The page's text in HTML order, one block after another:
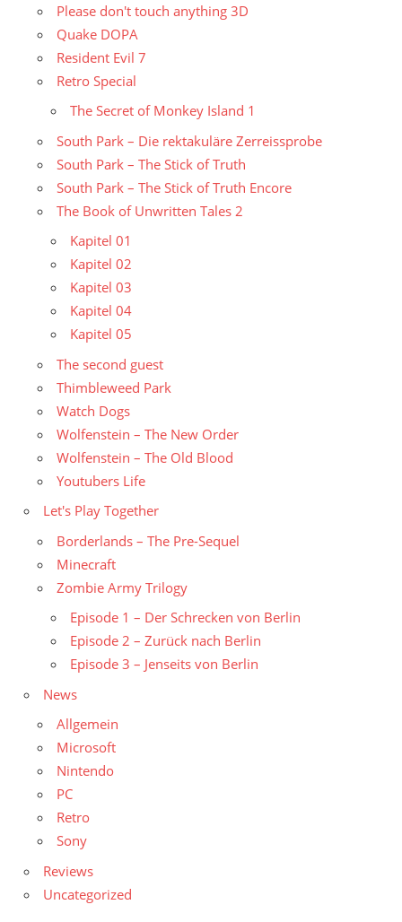
Please don't touch anything 3D
Quake DOPA
Resident Evil 7
Retro Special
The Secret of Monkey Island 1
South Park – Die rektakuläre Zerreissprobe
South Park – The Stick of Truth
South Park – The Stick of Truth Encore
The Book of Unwritten Tales 2
Kapitel 01
Kapitel 02
Kapitel 03
Kapitel 04
Kapitel 05
The second guest
Thimbleweed Park
Watch Dogs
Wolfenstein – The New Order
Wolfenstein – The Old Blood
Youtubers Life
Let's Play Together
Borderlands – The Pre-Sequel
Minecraft
Zombie Army Trilogy
Episode 1 – Der Schrecken von Berlin
Episode 2 – Zurück nach Berlin
Episode 3 – Jenseits von Berlin
News
Allgemein
Microsoft
Nintendo
PC
Retro
Sony
Reviews
Uncategorized